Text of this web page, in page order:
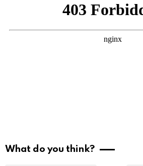
What do you think?